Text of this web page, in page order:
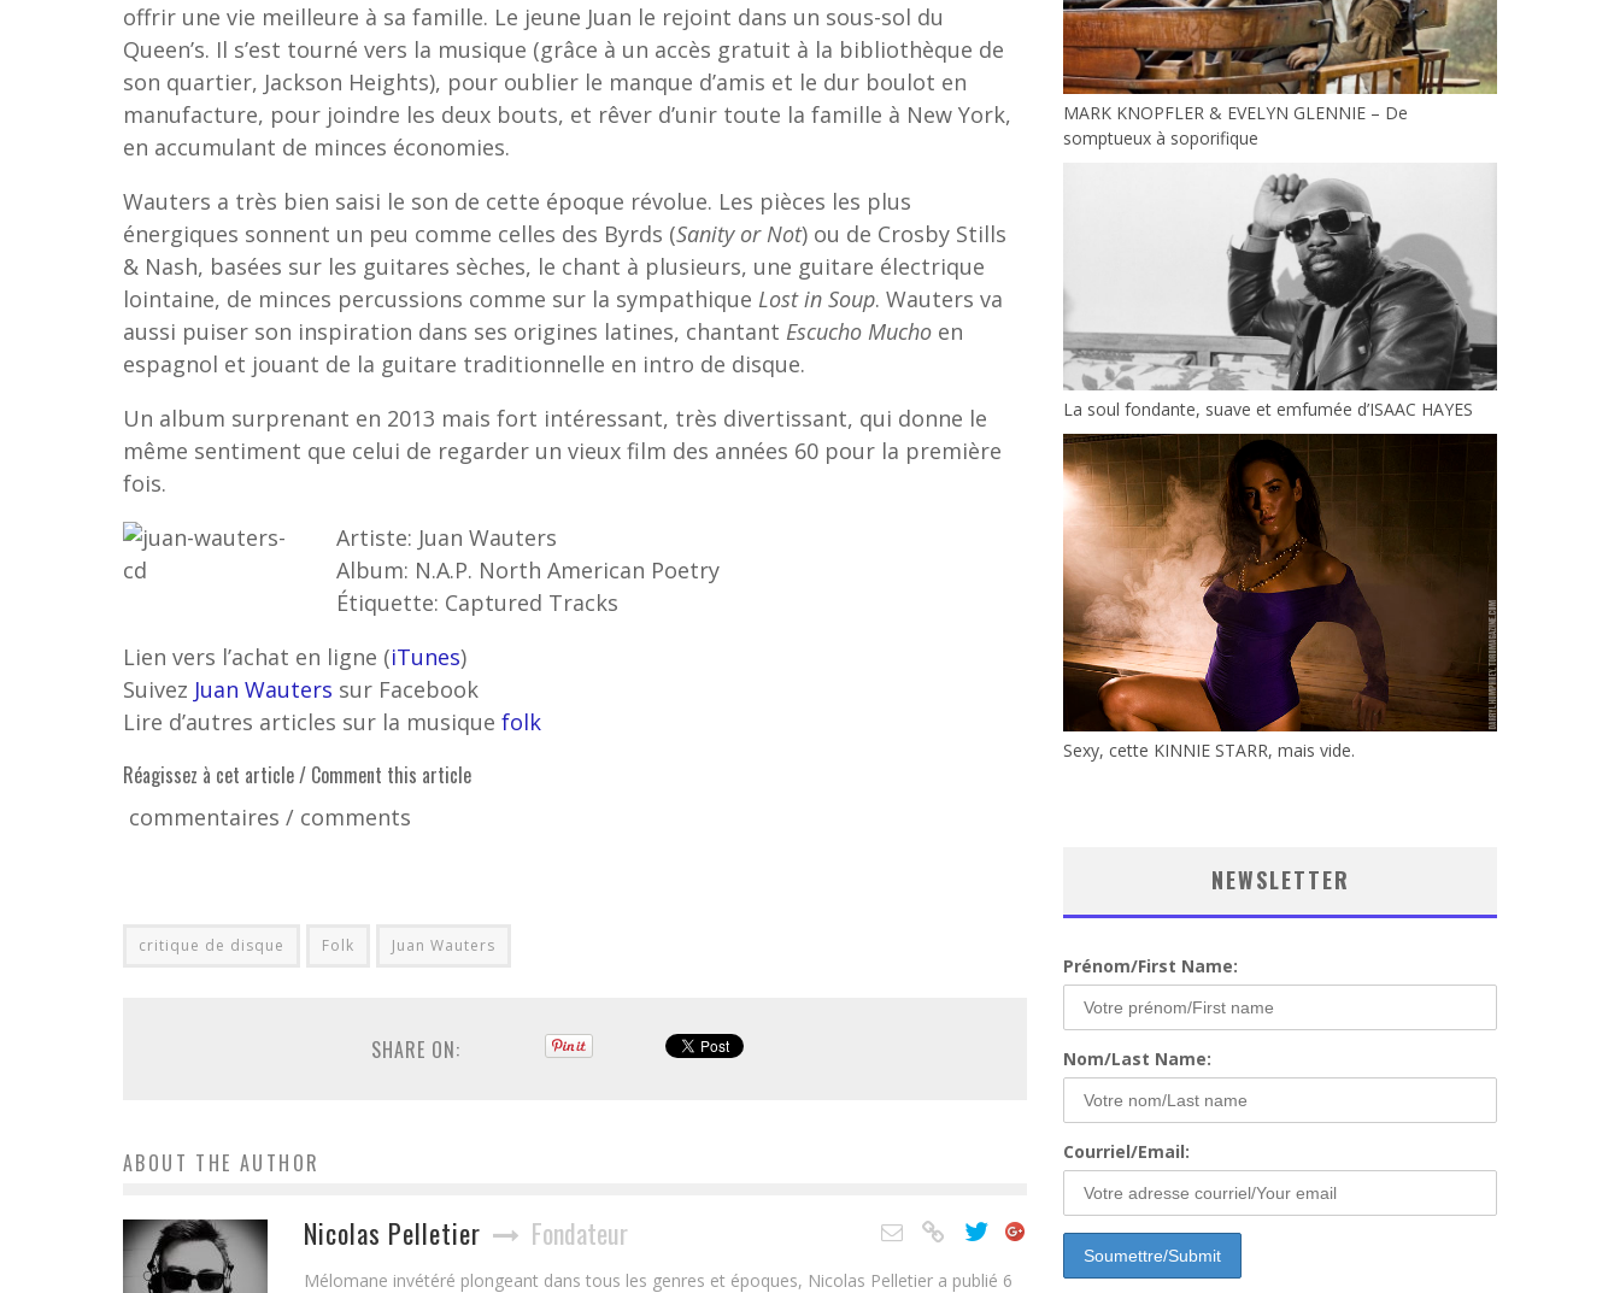
offrir une vie meilleure à sa famille. Le jeune Juan le rejoint dans un sous-sol du
Queen’s. Il s’est tourné vers la musique (grâce à un accès gratuit à la bibliothèque de
son quartier, Jackson Heights), pour oublier le manque d’amis et le dur boulot en
manufacture, pour joindre les deux bouts, et rêver d’unir toute la famille à New York,
en accumulant de minces économies.
Wauters a très bien saisi le son de cette époque révolue. Les pièces les plus
énergiques sonnent un peu comme celles des Byrds (Sanity or Not) ou de Crosby Stills
& Nash, basées sur les guitares sèches, le chant à plusieurs, une guitare électrique
lointaine, de minces percussions comme sur la sympathique Lost in Soup. Wauters va
aussi puiser son inspiration dans ses origines latines, chantant Escucho Mucho en
espagnol et jouant de la guitare traditionnelle en intro de disque.
Un album surprenant en 2013 mais fort intéressant, très divertissant, qui donne le
même sentiment que celui de regarder un vieux film des années 60 pour la première
fois.
Artiste: Juan Wauters
Album: N.A.P. North American Poetry
Étiquette: Captured Tracks
Lien vers l’achat en ligne (iTunes)
Suivez Juan Wauters sur Facebook
Lire d’autres articles sur la musique folk
Réagissez à cet article / Comment this article
commentaires / comments
critique de disque Folk Juan Wauters
SHARE ON:
ABOUT THE AUTHOR
Nicolas Pelletier Fondateur
Mélomane invétéré plongeant dans tous les genres et époques, Nicolas Pelletier a publié 6
MARK KNOPFLER & EVELYN GLENNIE – De
somptueux à soporifique
La soul fondante, suave et emfumée d’ISAAC HAYES
Sexy, cette KINNIE STARR, mais vide.
NEWSLETTER
Prénom/First Name:
Nom/Last Name:
Courriel/Email: